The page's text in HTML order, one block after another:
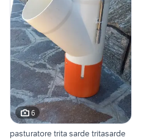
6
pasturatore trita sarde tritasarde